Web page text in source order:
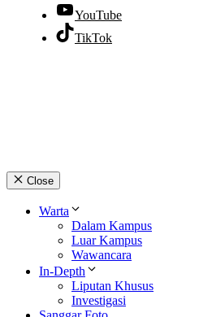
YouTube
TikTok
Close
Warta
Dalam Kampus
Luar Kampus
Wawancara
In-Depth
Liputan Khusus
Investigasi